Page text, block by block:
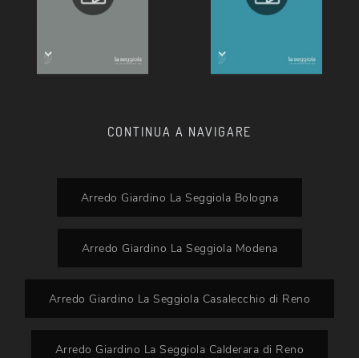
CONTINUA A NAVIGARE
Arredo Giardino La Seggiola Bologna
Arredo Giardino La Seggiola Modena
Arredo Giardino La Seggiola Casalecchio di Reno
Arredo Giardino La Seggiola Calderara di Reno